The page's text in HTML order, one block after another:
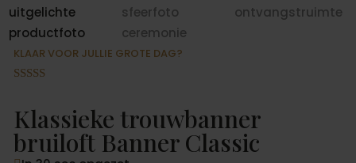
KLAAR VOOR JULLIE GROTE DAG?
gebaseerd
op
klantbeoord
elingen
Klassieke trouwbanner
bruiloft Banner Classic